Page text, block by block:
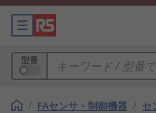
型番
/ FAセンサ・制御機器 / セ